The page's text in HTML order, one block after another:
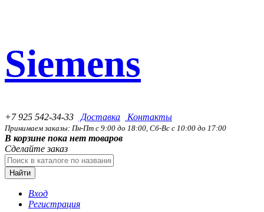
Siemens
+7 925 542-34-33 Доставка Контакты
Принимаем заказы: Пн-Пт с 9:00 до 18:00, Сб-Вс с 10:00 до 17:00
В корзине пока нет товаров
Сделайте заказ
Найти
Вход
Регистрация